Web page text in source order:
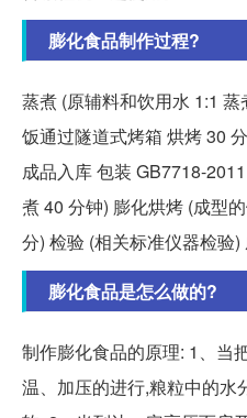
膨化食品制作过程?
蒸煮 (原辅料和饮用水 1:1
饭通过隧道式烤箱 烘烤 30
成品入库 包装 GB7718-
煮 40 分钟) 膨化烘烤 (成型
分) 检验 (相关标准仪器检验
膨化食品是怎么做的?
制作膨化食品的原理: 1、当
温、加压的进行,粮粒中的水